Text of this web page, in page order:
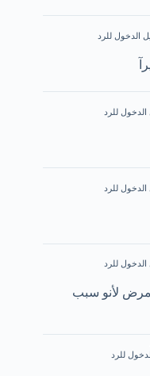
الدخول للرد
للرد
للرد
للرد
لأنو سبب
للرد